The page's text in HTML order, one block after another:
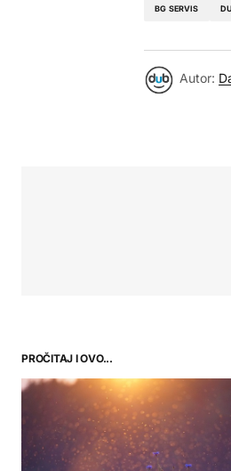
BG SERVIS
Autor:
PROČITAJ I OVO...